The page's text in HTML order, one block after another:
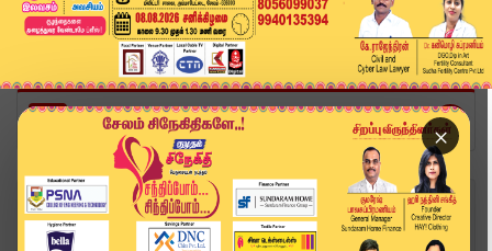
×
Home
வீடியோ ஸ்டோரி
TVK எம்எல்ஏக்கள் யாரு தெரியுமா.? அமைச்சர்களை தா...